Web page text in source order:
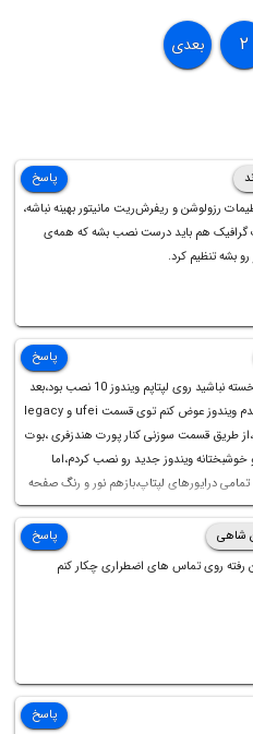
۲ بعدی
رزولوشن و ریفرش‌ریت مانیتور بهینه نباشه،
گرافیک هم باید درست نصب بشه که همه‌ی
بشه تنظیم کرد.
پاسخ
با عرض سلام و خسته نباشید روی لپتاپم ویندوز 10 نصب بود،بعد
از چند مدت اومدم ویندوز عوض کنم توی قسمت ufei و legacy
طریق قسمت سوزنی کنار پورت هندزفری ،بوت
ویندوز جدید رو نصب کردم،اما
تمامی درایورهای لپتاپ،بازهم نور و رنگ صفحه
پخش فیلم مثل سابق نیست(نور زیاده و بی
کردن کارت گرافیک،کالیبره کردن و غیره هم نور و
تصویر ماته)، خواهشمند است راهنمایی
پاسخ
شاهی
رفته روی تماس های اضطراری چکار کنم
پاسخ
پاسخ